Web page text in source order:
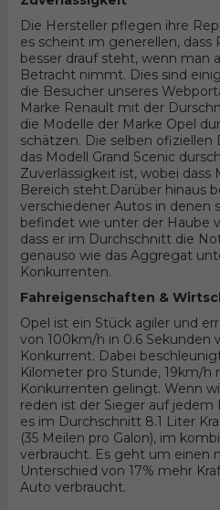
Die Hersteller pflegen ihre
es scheint im generellen,
besser drauf steht, wenn man
Betracht nimmt. Dies sind
die Besucher unseres
Marke Renault mit der
die Modelle der Marke Opel
schätzen. Die selben ofiziellen
das Modell Grand Scenic
Zuverlässigkeit ist, wobei dass
Bereich steht.Darüber hinaus
verschiedener Autos in denen
befindet wie unter der Haube
dass er im Durchschnitt die
genauso wie das Aggregat
Konkurrenten.
Fahreigenschaften &
Opel ist ein Stück agiler und
von 100km/h in 0.6 Sekunden
Konkurrent. Dabei
Kilometer pro Stunde, 19km/h
Konkurrenten gelingt. Wenn
reden ist der Sieger auf jedem
es im Durchschnitt 8.1 Liter
(35 Meilen pro Galon), im
verbraucht. Es geht um einen
Unterschied von 17% mehr
Auto verbraucht.